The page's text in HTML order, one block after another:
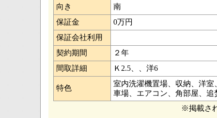
向き
南
保証金
0万円
保証会社利用
契約期間
２年
間取詳細
Ｋ2.5、、洋6
特色
室内洗濯機置場、収納、洋
車場、エアコン、角部屋、追
※掲載さ